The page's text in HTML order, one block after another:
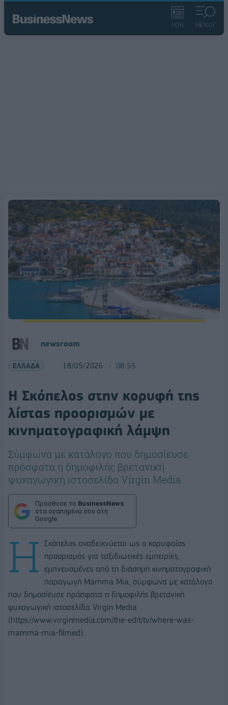
ΡΟΗ ΜΕΝΟΥ
newsroom
ΕΛΛΑΔΑ 18/05/2026 08:55
Η Σκόπελος στην κορυφή της
λίστας προορισμών με
κινηματογραφική λάμψη
Σύμφωνα με κατάλογο που δημοσίευσε
πρόσφατα η δημοφιλής βρετανική
ψυχαγωγική ιστοσελίδα Virgin Media
Πρόσθεσε το BusinessNews
στα αγαπημένα σου στη
Google
Η Σκόπελος αναδεικνύεται ως ο κορυφαίος
προορισμός για ταξιδιωτικές εμπειρίες,
εμπνευσμένες από τη διάσημη κινηματογραφική
παραγωγή Mamma Mia, σύμφωνα με κατάλογο
που δημοσίευσε πρόσφατα η δημοφιλής βρετανική
ψυχαγωγική ιστοσελίδα Virgin Media
(https://www.virginmedia.com/the-edit/tv/where-was-
mamma-mia-filmed).